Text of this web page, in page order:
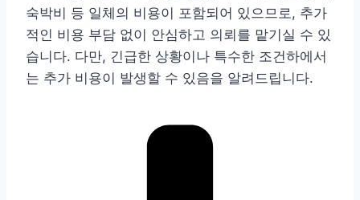
숙박비 등 일체의 비용이 포함되어 있으므로, 추가
적인 비용 부담 없이 안심하고 의뢰를 맡기실 수 있
습니다. 다만, 긴급한 상황이나 특수한 조건하에서
는 추가 비용이 발생할 수 있음을 알려드립니다.